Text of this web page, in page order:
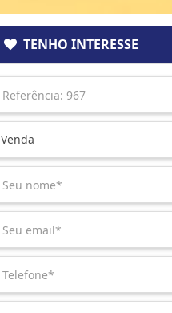
TENHO INTERESSE
Venda